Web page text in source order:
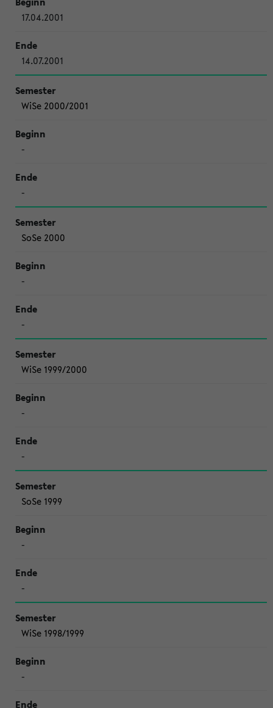
17.04.2001
14.07.2001
WiSe 2000/2001
-
-
SoSe 2000
-
-
WiSe 1999/2000
-
-
SoSe 1999
-
-
WiSe 1998/1999
-